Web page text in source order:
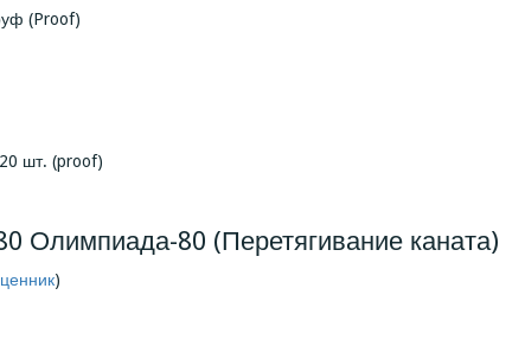
(Proof)
шт. (proof)
Олимпиада-80 (Перетягивание каната)
)